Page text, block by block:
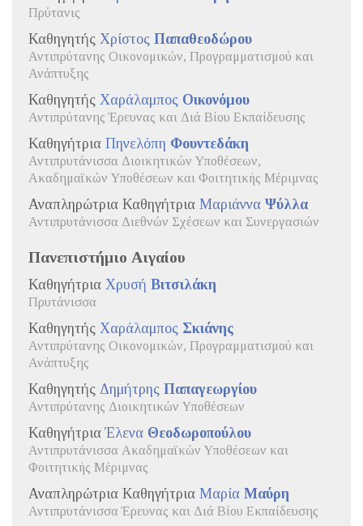
Πρύτανις
Καθηγητής Χρίστος Παπαθεοδώρου
Αντιπρύτανης Οικονομικών, Προγραμματισμού και
Ανάπτυξης
Καθηγητής Χαράλαμπος Οικονόμου
Αντιπρύτανης Έρευνας και Διά Βίου Εκπαίδευσης
Καθηγήτρια Πηνελόπη Φουντεδάκη
Αντιπρυτάνισσα Διοικητικών Υποθέσεων,
Ακαδημαϊκών Υποθέσεων και Φοιτητικής Μέριμνας
Αναπληρώτρια Καθηγήτρια Μαριάννα Ψύλλα
Αντιπρυτάνισσα Διεθνών Σχέσεων και Συνεργασιών
Πανεπιστήμιο Αιγαίου
Καθηγήτρια Χρυσή Βιτσιλάκη
Πρυτάνισσα
Καθηγητής Χαράλαμπος Σκιάνης
Αντιπρύτανης Οικονομικών, Προγραμματισμού και
Ανάπτυξης
Καθηγητής Δημήτρης Παπαγεωργίου
Αντιπρύτανης Διοικητικών Υποθέσεων
ΚαθηγήτριαΈλενα Θεοδωροπούλου
Αντιπρυτάνισσα Ακαδημαϊκών Υποθέσεων και
Φοιτητικής Μέριμνας
Αναπληρώτρια Καθηγήτρια Μαρία Μαύρη
Αντιπρυτάνισσα Έρευνας και Διά Βίου Εκπαίδευσης